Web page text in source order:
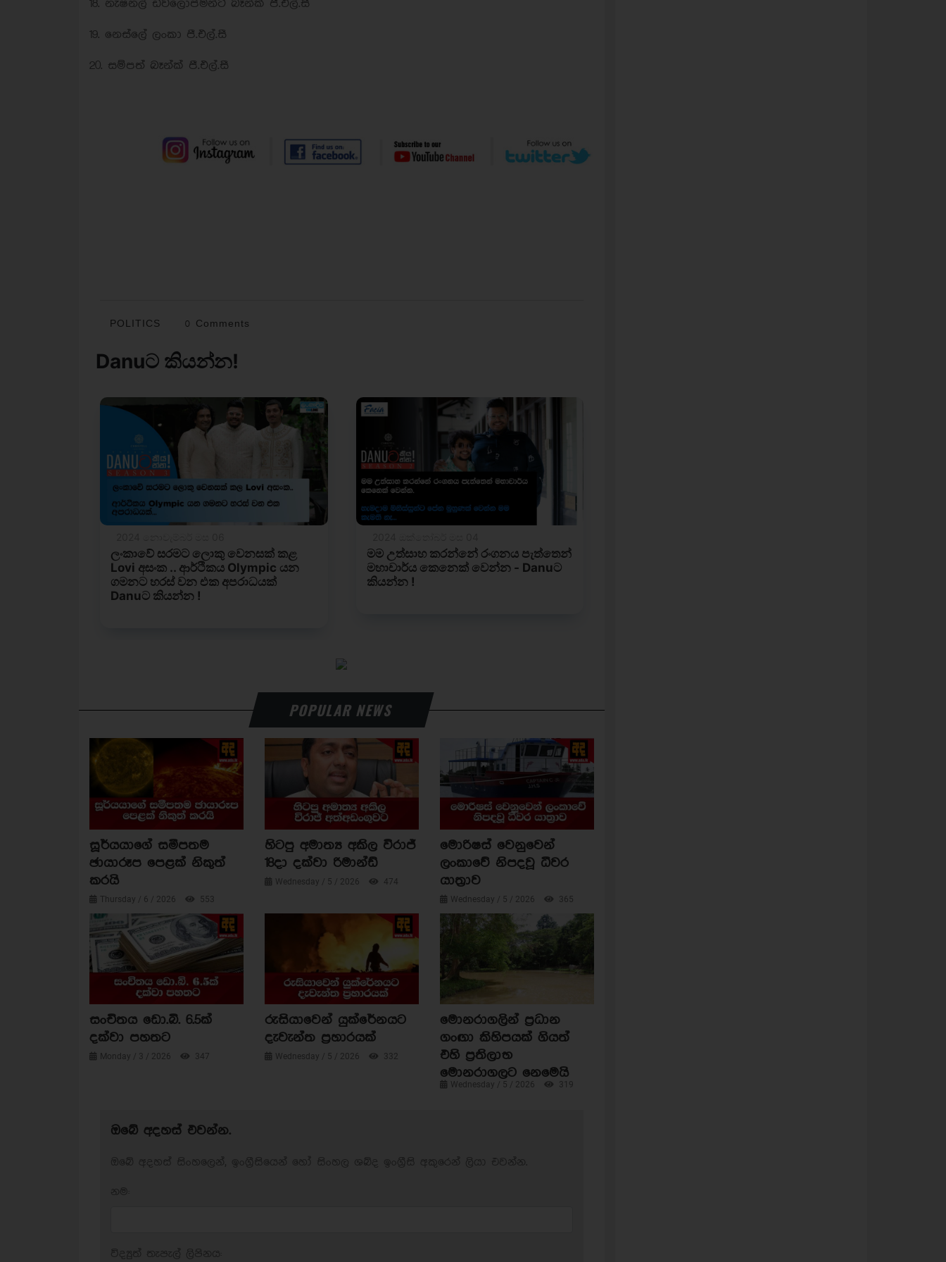
18. නැෂනල් ඩිවලොප්මන්ට් බෑන්ක් පී.එල්.සී
19. නෙස්ලේ ලංකා පී.එල්.සී
20. සම්පත් බෑන්ක් පී.එල්.සී
POLITICS 0 Comments
POPULAR NEWS
සූර්යයාගේ සමීපතම
ඡායාරූප පෙළක් නිකුත්
කරයි
Thursday / 6 / 2026 553
හිටපු අමාත්‍ය අකිල විරාජ්
18දා දක්වා රිමාන්ඩ්
Wednesday / 5 / 2026 474
මොරිෂස් වෙනුවෙන්
ලංකාවේ නිපදවූ ධීවර
යාත්‍රාව
Wednesday / 5 / 2026 365
සංචිතය ඩො.බි. 6.5ක්
දක්වා පහතට
Monday / 3 / 2026 347
රුසියාවෙන් යුක්රේනයට
දැවැන්ත ප්‍රහාරයක්
Wednesday / 5 / 2026 332
මොනරාගලින් ප්‍රධාන
ගංඟා කිහිපයක් ගියත්
එහි ප්‍රතිලාභ
මොනරාගලට නෙමෙයි
Wednesday / 5 / 2026 319
ඔබේ අදහස් එවන්න.